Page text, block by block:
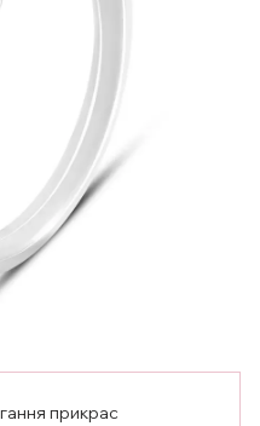
прикрас